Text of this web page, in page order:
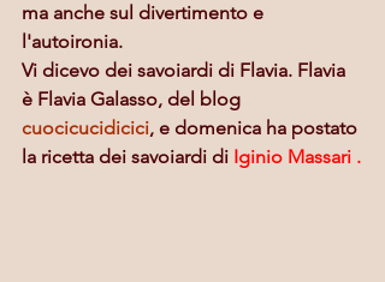
ma anche sul divertimento e
l'autoironia.
Vi dicevo dei savoiardi di Flavia. Flavia
è Flavia Galasso, del blog
cuocicucidicici, e domenica ha postato
la ricetta dei savoiardi di Iginio Massari .